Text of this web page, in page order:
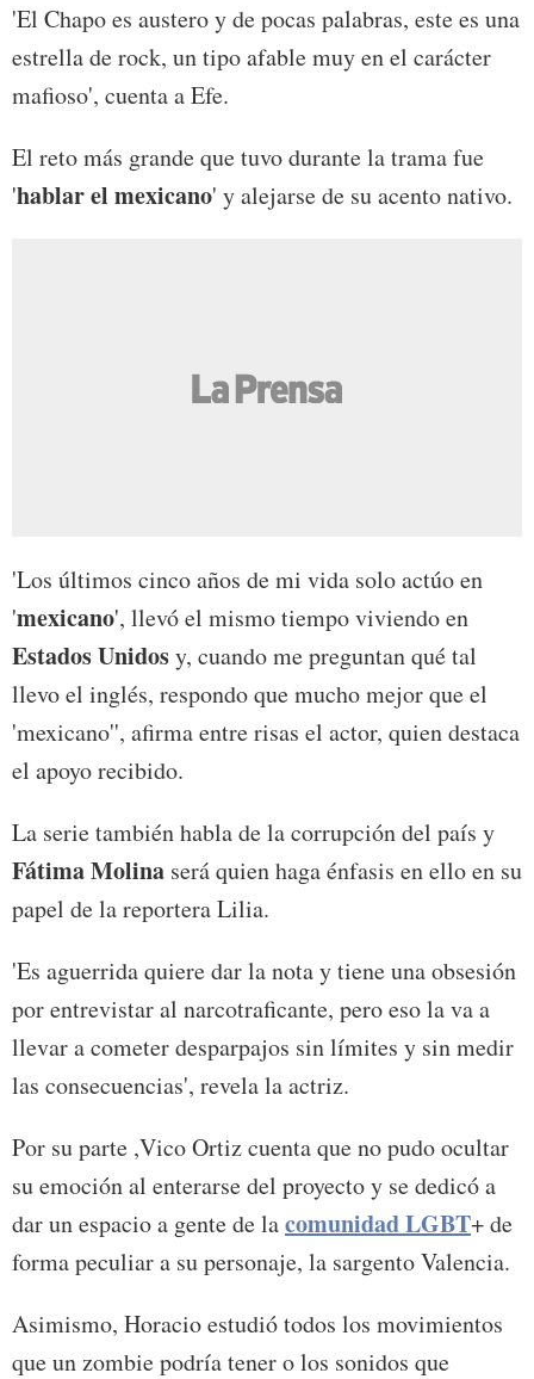
'El Chapo es austero y de pocas palabras, este es una
estrella de rock, un tipo afable muy en el carácter
mafioso', cuenta a Efe.
El reto más grande que tuvo durante la trama fue
'hablar el mexicano' y alejarse de su acento nativo.
'Los últimos cinco años de mi vida solo actúo en
'mexicano', llevó el mismo tiempo viviendo en
Estados Unidosy, cuando me preguntan qué tal
llevo el inglés, respondo que mucho mejor que el
'mexicano'', afirma entre risas el actor, quien destaca
el apoyo recibido.
La serie también habla de la corrupción del país y
Fátima Molina será quien haga énfasis en ello en su
papel de la reportera Lilia.
'Es aguerrida quiere dar la nota y tiene una obsesión
por entrevistar al narcotraficante, pero eso la va a
llevar a cometer desparpajos sin límites y sin medir
las consecuencias', revela la actriz.
Por su parte ,Vico Ortiz cuenta que no pudo ocultar
su emoción al enterarse del proyecto y se dedicó a
dar un espacio a gente de lacomunidad LGBT+ de
forma peculiar a su personaje, la sargento Valencia.
Asimismo, Horacio estudió todos los movimientos
que un zombie podría tener o los sonidos que